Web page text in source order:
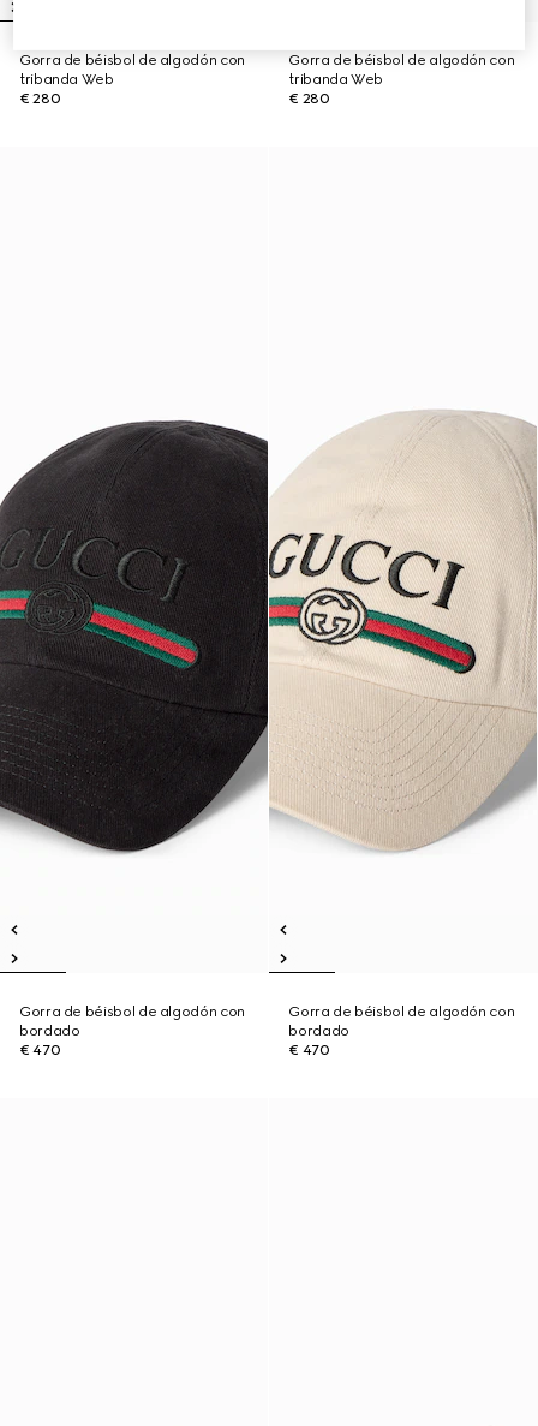
Gorra de béisbol de algodón con
tribanda Web
€ 280
Gorra de béisbol de algodón con
tribanda Web
€ 280
Gorra de béisbol de algodón con
bordado
€ 470
Gorra de béisbol de algodón con
bordado
€ 470